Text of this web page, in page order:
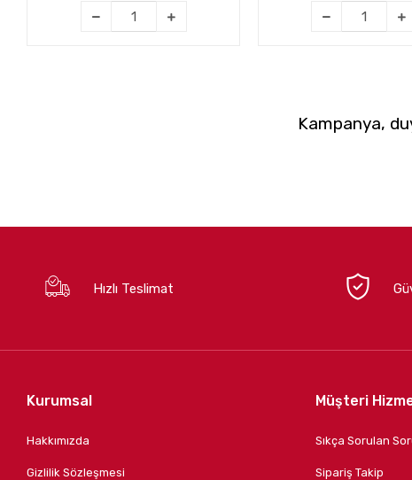
Kampanya,
Hızlı Teslimat
Kurumsal
Hakkımızda
Gizlilik Sözleşmesi
Müşteri
Sıkça Sorulan
Sipariş Takip